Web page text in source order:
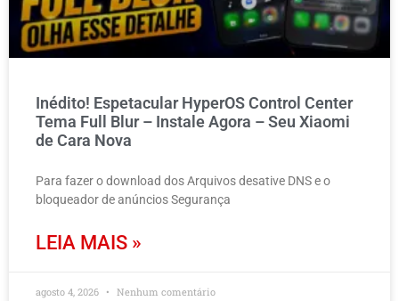
Inédito! Espetacular HyperOS Control Center
Tema Full Blur – Instale Agora – Seu Xiaomi
de Cara Nova
Para fazer o download dos Arquivos desative DNS e o
bloqueador de anúncios Segurança
LEIA MAIS »
agosto 4, 2026 Nenhum comentário